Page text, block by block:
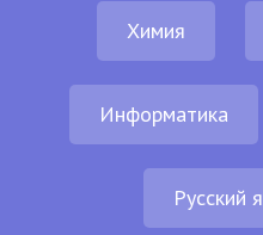
Химия
Информатика
Русский